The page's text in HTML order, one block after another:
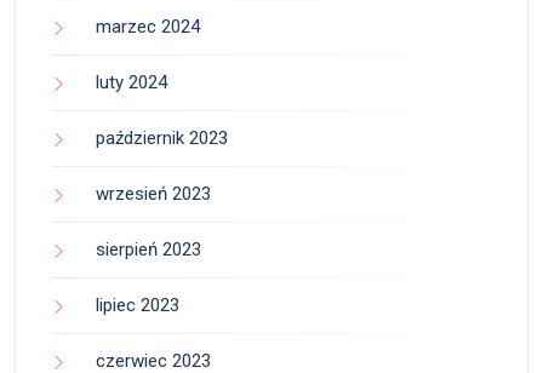
marzec 2024
luty 2024
październik 2023
wrzesień 2023
sierpień 2023
lipiec 2023
czerwiec 2023